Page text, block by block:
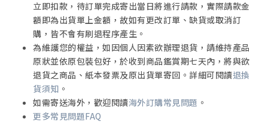
立即扣款，待訂單完成寄出當日將進行請款，實際請款金
額即為出貨單上金額，故如有更改訂單、缺貨或取消訂
購，皆不會有刷退程序產生。
為維護您的權益，如因個人因素欲辦理退貨，請維持產品
原狀並依原包裝包好，於收到商品鑑賞期七天內，將與欲
退貨之商品、紙本發票及原出貨單寄回。詳細可閱讀退換
貨須知 。
如需寄送海外，歡迎閱讀海外訂購常見問題 。
更多常見問題FAQ